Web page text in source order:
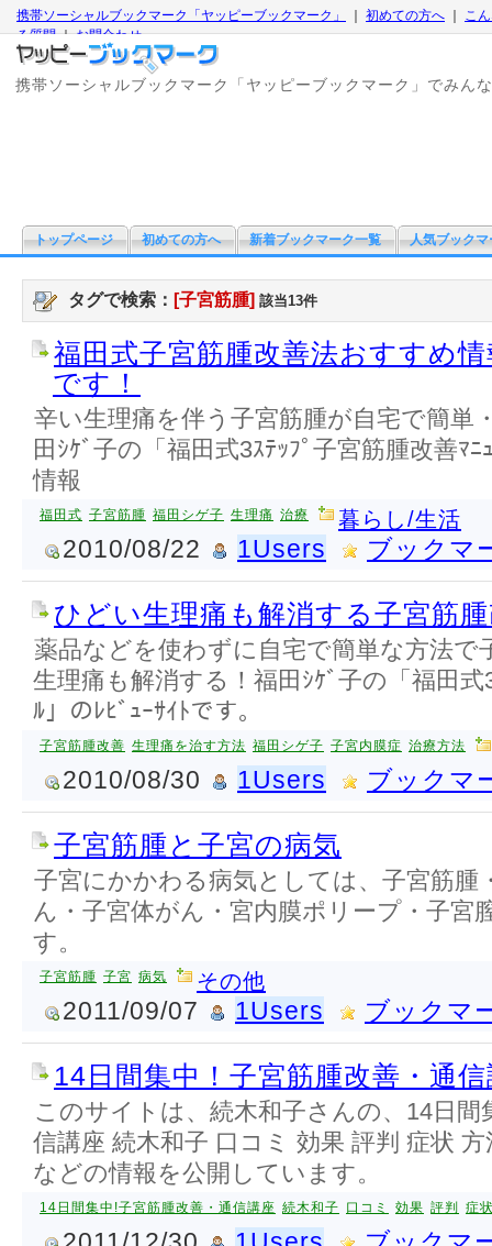
携帯ソーシャルブックマーク「ヤッピーブックマーク」 初めての方へ
こ
る質問｜お問合わせ
携帯ソーシャルブックマーク「ヤッピーブックマーク」でみん
トップページ 初めての方へ 新着ブックマーク一覧 人気ブックマ
タグで検索： [子宮筋腫] 該当13件
福田式子宮筋腫改善法おすすめ
です！
辛い生理痛を伴う子宮筋腫が自宅で簡単
田ｼｹﾞ子の「福田式3ｽﾃｯﾌﾟ子宮筋腫改善ﾏ
情報
福田式 子宮筋腫 福田シゲ子 生理痛 治療 暮らし/生活
2010/08/22 1Users ブックマ
ひどい生理痛も解消する子宮筋
薬品などを使わずに自宅で簡単な方法で
生理痛も解消する！福田ｼｹﾞ子の「福田式
ﾙ」のﾚﾋﾞｭｰｻｲﾄです。
子宮筋腫改善 生理痛を治す方法 福田シゲ子 子宮内膜症 治療方法
2010/08/30 1Users ブックマ
子宮筋腫と子宮の病気
子宮にかかわる病気としては、子宮筋腫
ん・子宮体がん・宮内膜ポリープ・子宮
す。
子宮筋腫 子宮 病気 その他
2011/09/07 1Users ブックマ
14日間集中！子宮筋腫改善・通
このサイトは、続木和子さんの、14日間
信講座 続木和子 口コミ 効果 評判 症状
などの情報を公開しています。
14日間集中!子宮筋腫改善・通信講座 続木和子 口コミ 効果 評判 症